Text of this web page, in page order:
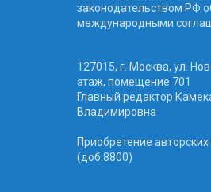
законодательством РФ
международными
127015, г. Москва, ул.
этаж, помещение 701
Главный редактор
Владимировна
Приобретение
(доб.8800)